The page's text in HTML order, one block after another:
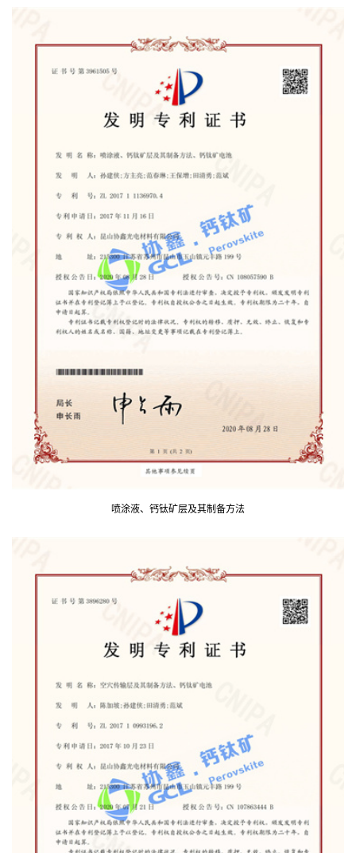
喷涂液、钙钛矿层及其制备方法